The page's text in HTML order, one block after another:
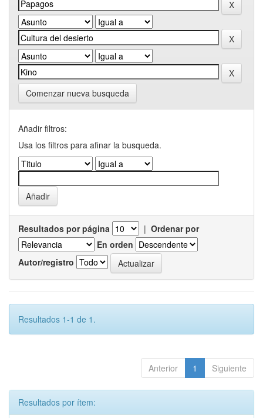
Comenzar nueva busqueda
Añadir filtros:
Usa los filtros para afinar la busqueda.
Resultados por página | Ordenar por
En orden
Autor/registro
Resultados 1-1 de 1.
Anterior 1 Siguiente
Resultados por ítem: